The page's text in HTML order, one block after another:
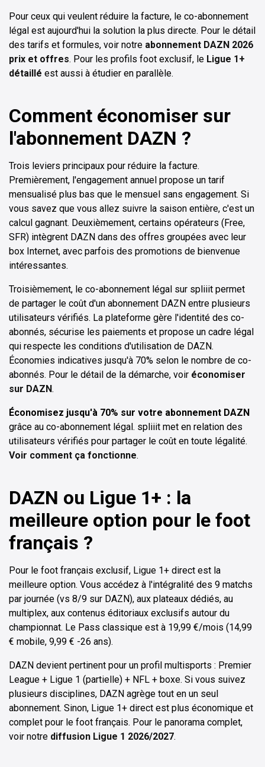
Pour ceux qui veulent réduire la facture, le co-abonnement
légal est aujourd'hui la solution la plus directe. Pour le détail
des tarifs et formules, voir notre abonnement DAZN 2026
prix et offres. Pour les profils foot exclusif, le Ligue 1+
détaillé est aussi à étudier en parallèle.
Comment économiser sur
l'abonnement DAZN ?
Trois leviers principaux pour réduire la facture.
Premièrement, l'engagement annuel propose un tarif
mensualisé plus bas que le mensuel sans engagement. Si
vous savez que vous allez suivre la saison entière, c'est un
calcul gagnant. Deuxièmement, certains opérateurs (Free,
SFR) intègrent DAZN dans des offres groupées avec leur
box Internet, avec parfois des promotions de bienvenue
intéressantes.
Troisièmement, le co-abonnement légal sur spliiit permet
de partager le coût d'un abonnement DAZN entre plusieurs
utilisateurs vérifiés. La plateforme gère l'identité des co-
abonnés, sécurise les paiements et propose un cadre légal
qui respecte les conditions d'utilisation de DAZN.
Économies indicatives jusqu'à 70% selon le nombre de co-
abonnés. Pour le détail de la démarche, voir économiser
sur DAZN.
Économisez jusqu'à 70% sur votre abonnement DAZN
grâce au co-abonnement légal. spliiit met en relation des
utilisateurs vérifiés pour partager le coût en toute légalité.
Voir comment ça fonctionne.
DAZN ou Ligue 1+ : la
meilleure option pour le foot
français ?
Pour le foot français exclusif, Ligue 1+ direct est la
meilleure option. Vous accédez à l'intégralité des 9 matchs
par journée (vs 8/9 sur DAZN), aux plateaux dédiés, au
multiplex, aux contenus éditoriaux exclusifs autour du
championnat. Le Pass classique est à 19,99 €/mois (14,99
€ mobile, 9,99 € -26 ans).
DAZN devient pertinent pour un profil multisports : Premier
League + Ligue 1 (partielle) + NFL + boxe. Si vous suivez
plusieurs disciplines, DAZN agrège tout en un seul
abonnement. Sinon, Ligue 1+ direct est plus économique et
complet pour le foot français. Pour le panorama complet,
voir notre diffusion Ligue 1 2026/2027.